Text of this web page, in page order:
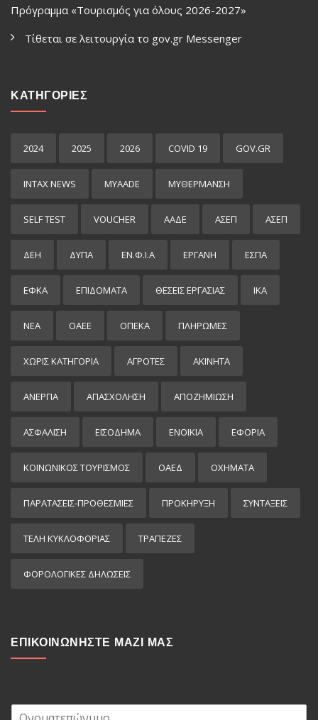
Πρόγραμμα «Τουρισμός για όλους 2026-2027»
Τίθεται σε λειτουργία το gov.gr Μessenger
ΚΑΤΗΓΟΡΙΕΣ
2024 2025 2026 COVID 19 GOV.GR
INTAX NEWS MYAADE MYΘΈΡΜΑΝΣΗ
SELF TEST VOUCHER ΑΑΔΕ ΑΣΕΠ ΑΣΕΠ
ΔΕΗ ΔΥΠΑ ΕΝ.Φ.Ι.Α ΕΡΓΑΝΗ ΕΣΠΑ
ΕΦΚΑ ΕΠΙΔΌΜΑΤΑ ΘΕΣΕΙΣ ΕΡΓΑΣΙΑΣ ΙΚΑ
ΝΕΑ ΟΑΕΕ ΟΠΕΚΑ ΠΛΗΡΩΜΕΣ
ΧΩΡΊΣ ΚΑΤΗΓΟΡΊΑ ΑΓΡΟΤΕΣ ΑΚΙΝΗΤΑ
ΑΝΕΡΓΙΑ ΑΠΑΣΧΟΛΗΣΗ ΑΠΟΖΗΜΙΩΣΗ
ΑΣΦΑΛΙΣΗ ΕΙΣΌΔΗΜΑ ΕΝΟΙΚΙΑ ΕΦΟΡΙΑ
ΚΟΙΝΩΝΙΚΟΣ ΤΟΥΡΙΣΜΟΣ ΟΑΕΔ ΟΧΗΜΑΤΑ
ΠΑΡΑΤΑΣΕΙΣ-ΠΡΟΘΕΣΜΙΕΣ ΠΡΟΚΉΡΥΞΗ ΣΥΝΤΑΞΕΙΣ
ΤΕΛΗ ΚΥΚΛΟΦΟΡΙΑΣ ΤΡΑΠΕΖΕΣ
ΦΟΡΟΛΟΓΙΚΕΣ ΔΗΛΩΣΕΙΣ
ΕΠΙΚΟΙΝΩΝΗΣΤΕ ΜΑΖΙ ΜΑΣ